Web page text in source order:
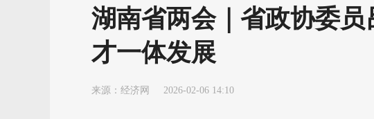
湖南省两会｜省政协委
才一体发展
来源： 经济网 2026-02-06 14:10